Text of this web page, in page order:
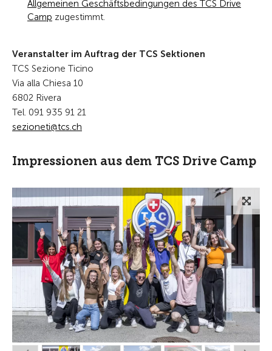
Allgemeinen Geschäftsbedingungen des TCS Drive
Camp zugestimmt.
Veranstalter im Auftrag der TCS Sektionen
TCS Sezione Ticino
Via alla Chiesa 10
6802 Rivera
Tel. 091 935 91 21
s
z n t tcs ch
Impressionen aus dem TCS Drive Camp